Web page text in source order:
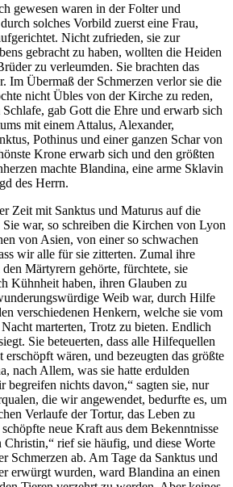
gewesen waren in der Folter und
solches Vorbild zuerst eine Frau,
Nicht zufrieden, sie zur
gebracht zu haben, wollten die Heiden
zu verleumden. Sie brachten das
Im Übermaß der Schmerzen verlor sie die
nicht Übles von der Kirche zu reden,
gab Gott die Ehre und erwarb sich
mit einem Attalus, Alexander,
Pothinus und einer ganzen Schar von
Krone erwarb sich und den größten
machte Blandina, eine arme Sklavin
des Herrn.
Zeit mit Sanktus und Maturus auf die
war, so schreiben die Kirchen von Lyon
von Asien, von einer so schwachen
wir alle für sie zitterten. Zumal ihre
Märtyrern gehörte, fürchtete, sie
Kühnheit haben, ihren Glauben zu
Weib war, durch Hilfe
verschiedenen Henkern, welche sie vom
marterten, Trotz zu bieten. Endlich
Sie beteuerten, dass alle Hilfequellen
wären, und bezeugten das größte
nach Allem, was sie hatte erdulden
begreifen nichts davon,“ sagten sie, nur
die wir angewendet, bedurfte es, um
Verlaufe der Tortur, das Leben zu
neue Kraft aus dem Bekenntnisse
Christin,“ rief sie häufig, und diese Worte
Schmerzen ab. Am Tage da Sanktus und
erwürgt wurden, ward Blandina an einen